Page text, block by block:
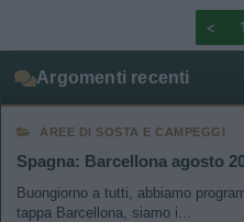
< 1
Argomenti recenti
AREE DI SOSTA E CAMPEGGI
Spagna: Barcellona agosto
Buongiorno a tutti, abbiamo
tappa Barcellona, siamo i...